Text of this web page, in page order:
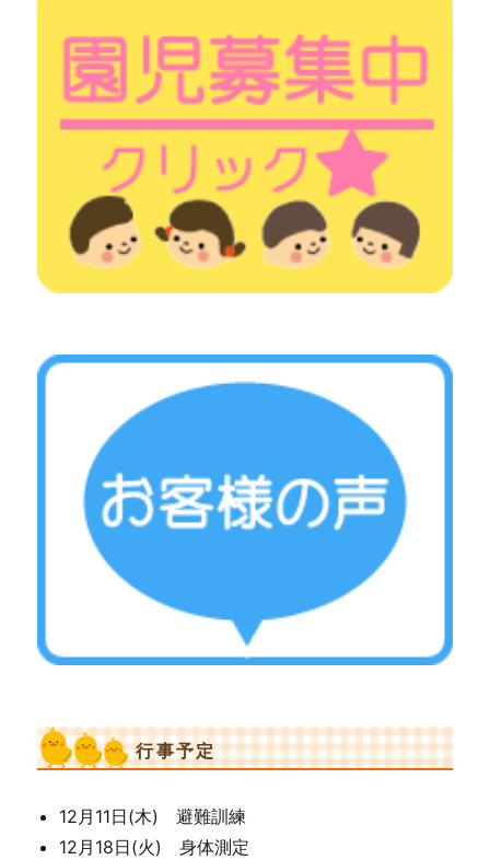
行事予定
12月11日(木) 避難訓練
12月18日(火) 身体測定